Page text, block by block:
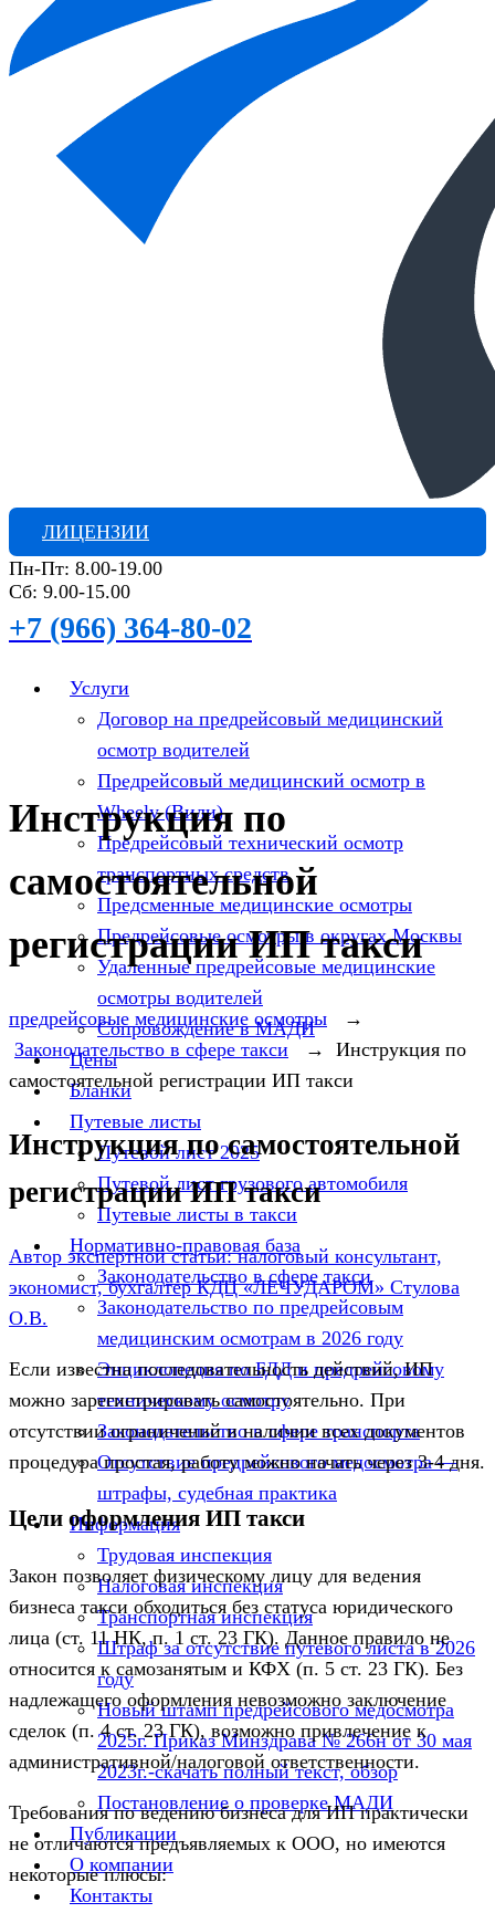
ЛИЦЕНЗИИ
Пн-Пт: 8.00-19.00
Сб: 9.00-15.00
+7 (966) 364-80-02
Услуги
Договор на предрейсовый медицинский
осмотр водителей
Предрейсовый медицинский осмотр в
Wheely (Вили)
Предрейсовый технический осмотр
транспортных средств
Предсменные медицинские осмотры
Предрейсовые осмотры в округах Москвы
Удаленные предрейсовые медицинские
осмотры водителей
Сопровождение в МАДИ
Цены
Бланки
Путевые листы
Путевой лист 2025
Путевой лист грузового автомобиля
Путевые листы в такси
Нормативно-правовая база
Законодательство в сфере такси
Законодательство по предрейсовым
медицинским осмотрам в 2026 году
Энциклопедия по БДД и предрейсовому
техническому осмотру
Законодательство в сфере транспорта
Отсутствие предрейсового медосмотра —
штрафы, судебная практика
Информация
Трудовая инспекция
Налоговая инспекция
Транспортная инспекция
Штраф за отсутствие путевого листа в 2026
году
Новый штамп предрейсового медосмотра
2025г. Приказ Минздрава № 266н от 30 мая
2023г.-скачать полный текст, обзор
Постановление о проверке МАДИ
Публикации
О компании
Контакты
Инструкция по
самостоятельной
регистрации ИП такси
предрейсовые медицинские осмотры
→
Законодательство в сфере такси → Инструкция по
самостоятельной регистрации ИП такси
Инструкция по самостоятельной
регистрации ИП такси
Автор экспертной статьи: налоговый консультант,
экономист, бухгалтер КДЦ «ЛЕЧУДАРОМ» Стулова
О.В.
Если известна последовательность действий, ИП
можно зарегистрировать самостоятельно. При
отсутствии ограничений и наличии всех документов
процедура простая, работу можно начать через 3-4 дня.
Цели оформления ИП такси
Закон позволяет физическому лицу для ведения
бизнеса такси обходиться без статуса юридического
лица (ст. 11 НК, п. 1 ст. 23 ГК). Данное правило не
относится к самозанятым и КФХ (п. 5 ст. 23 ГК). Без
надлежащего оформления невозможно заключение
сделок (п. 4 ст. 23 ГК), возможно привлечение к
административной/налоговой ответственности.
Требования по ведению бизнеса для ИП практически
не отличаются предъявляемых к ООО, но имеются
некоторые плюсы: